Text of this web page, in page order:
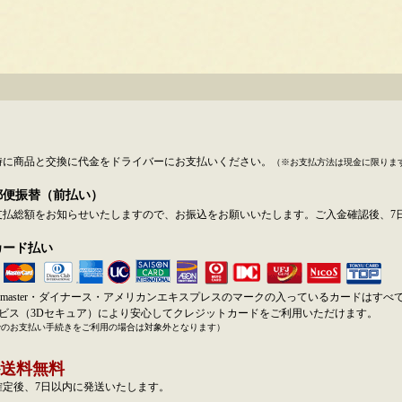
商品と交換に代金をドライバーにお支払いください。 （※お支払方法は現金に限りま
振替（前払い）
総額をお知らせいたしますので、お振込をお願いいたします。ご入金確認後、7
ド払い
・ダイナース・アメリカンエキスプレスのマークの入っているカードはすべ
ス（3Dセキュア）により安心してクレジットカードをご利用いただけます。
お支払い手続きをご利用の場合は対象外となります）
送料無料
後、7日以内に発送いたします。